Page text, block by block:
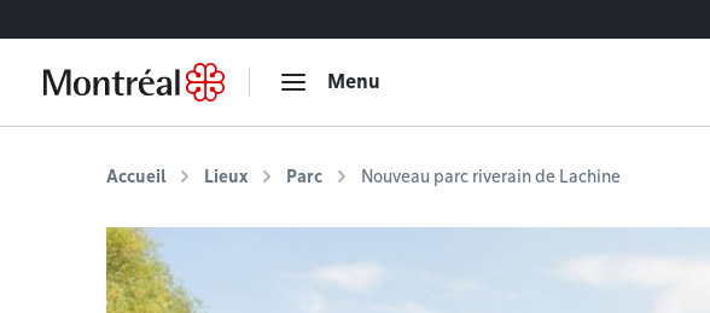
Menu
Accueil Lieux Parc Nouveau parc riverain de Lachine